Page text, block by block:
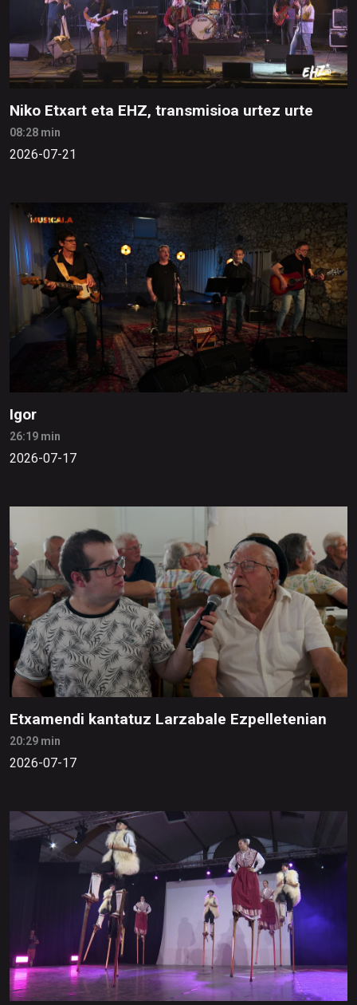
Niko Etxart eta EHZ, transmisioa urtez urte
08:28 min
2026-07-21
Igor
26:19 min
2026-07-17
Etxamendi kantatuz Larzabale Ezpelletenian
20:29 min
2026-07-17